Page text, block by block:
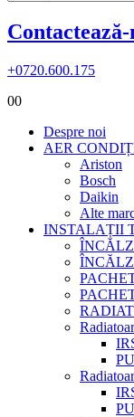
Contactează-
+0720.600.175
00
Despre noi
AER
Ariston
Bosch
Daikin
Alte
INSTALAȚII